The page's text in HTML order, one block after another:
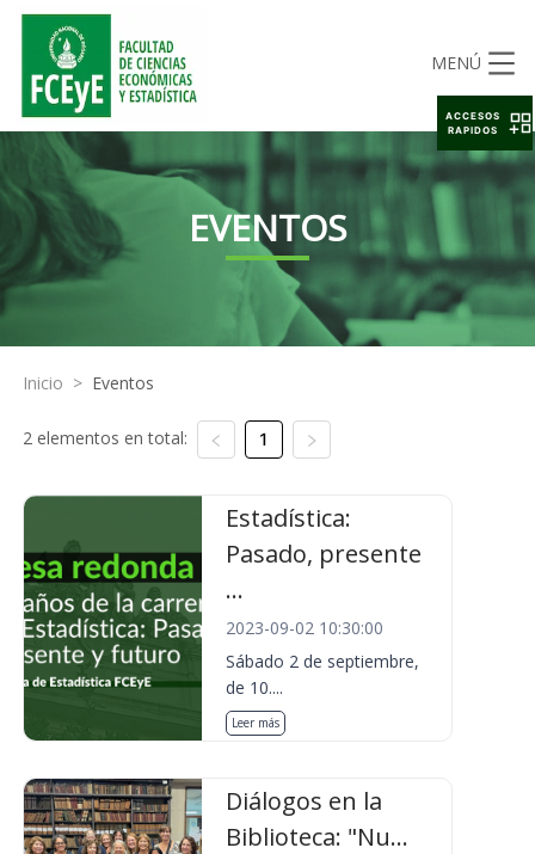
MENÚ
EVENTOS
Inicio > Eventos
2 elementos en total: 1
Estadística:
Pasado, presente
...
2023-09-02 10:30:00
Sábado 2 de septiembre,
de 10....
Leer más
Diálogos en la
Biblioteca: "Nu...
ACCESOS
RAPIDOS